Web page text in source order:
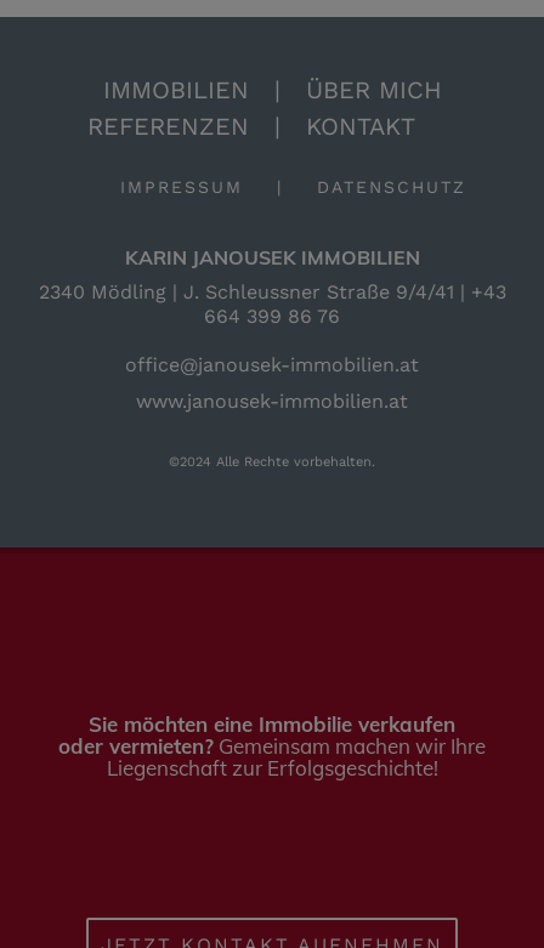
IMMOBILIEN |
ÜBER MICH
REFERENZEN | KONTAKT
IMPRESSUM | DATENSCHUTZ
KARIN JANOUSEK IMMOBILIEN
2340 Mödling | J. Schleussner Straße 9/4/41 | +43
664 399 86 76
office@janousek-immobilien.at
www.janousek-immobilien.at
©2024 Alle Rechte vorbehalten.
Sie möchten eine Immobilie verkaufen
oder vermieten? Gemeinsam machen wir Ihre
Liegenschaft zur Erfolgsgeschichte!